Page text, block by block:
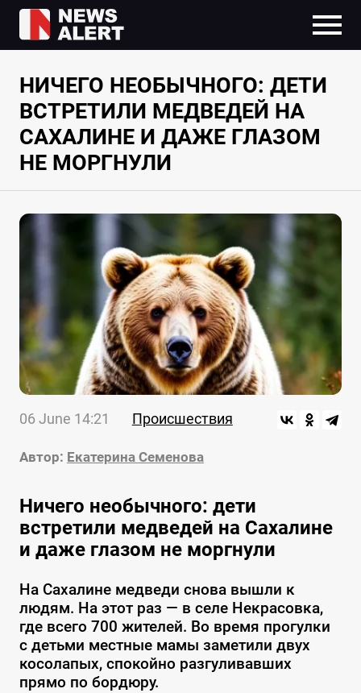
НИЧЕГО НЕОБЫЧНОГО: ДЕТИ
ВСТРЕТИЛИ МЕДВЕДЕЙ НА
САХАЛИНЕ И ДАЖЕ ГЛАЗОМ
НЕ МОРГНУЛИ
06 June 14:21 Происшествия
Автор: Екатерина Семенова
Ничего необычного: дети
встретили медведей на Сахалине
и даже глазом не моргнули
На Сахалине медведи снова вышли к
людям. На этот раз — в селе Некрасовка,
где всего 700 жителей. Во время прогулки
с детьми местные мамы заметили двух
косолапых, спокойно разгуливавших
прямо по бордюру.